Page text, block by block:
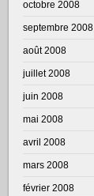
octobre 2008
septembre 2008
août 2008
juillet 2008
juin 2008
mai 2008
avril 2008
mars 2008
février 2008